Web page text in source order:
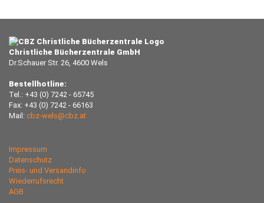
Christliche Bücherzentrale GmbH
Dr.Schauer Str. 26, 4600 Wels
Bestellhotline:
Tel.: +43 (0) 7242 - 65745
Fax: +43 (0) 7242 - 66163
Mail: cbz-wels@cbz.at
Impressum
Datenschutz
Preis- und Versandinfo
Wiederrufsrecht
AGB